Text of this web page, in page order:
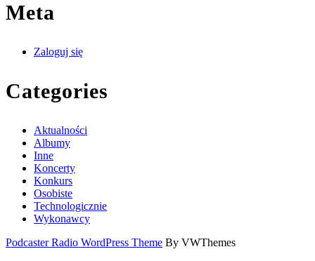
Meta
Zaloguj się
Categories
Aktualności
Albumy
Inne
Koncerty
Konkurs
Osobiste
Technologicznie
Wykonawcy
Podcaster Radio WordPress Theme By VWThemes